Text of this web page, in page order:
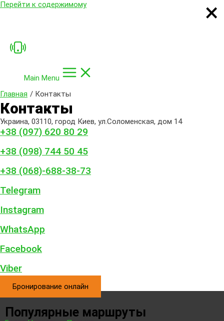
Перейти к содержимому
Main Menu
Главная
Контакты
Контакты
Украина, 03110, город Киев, ул.Соломенская, дом 14
+38 (097) 620 80 29
+38 (098) 744 50 45
+38 (068)-688-38-73
Telegram
Instagram
WhatsApp
Facebook
Viber
Бронирование онлайн
Популярные маршруты
×
×
×
×